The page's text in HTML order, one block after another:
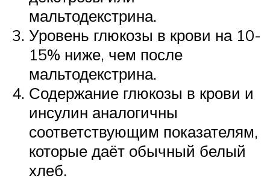
мальтодекстрина.
Уровень глюкозы в крови на 10-
15% ниже, чем после
мальтодекстрина.
Содержание глюкозы в крови и
инсулин аналогичны
соответствующим показателям,
которые даёт обычный белый
хлеб.